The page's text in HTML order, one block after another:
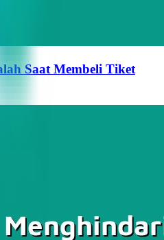
Saat Membeli Tiket